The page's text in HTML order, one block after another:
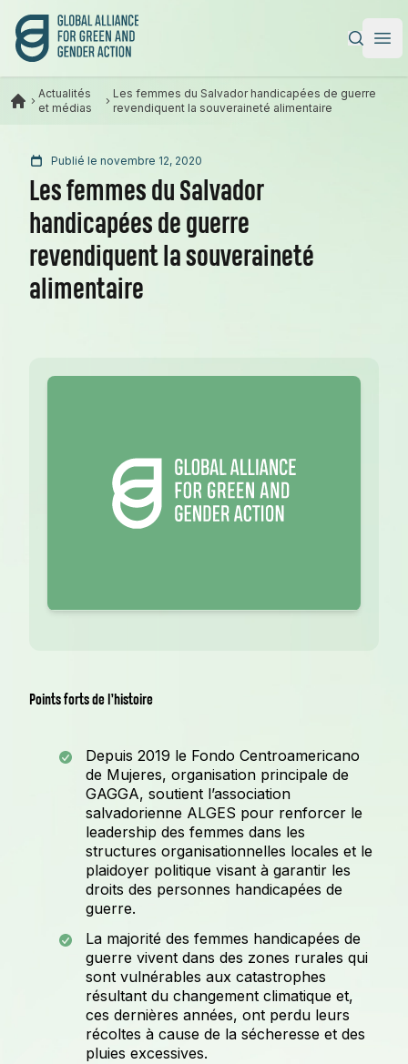
Alliance mondiale pour l’action verte et féministe
Actualités
et médias
Les femmes du Salvador handicapées de guerre
revendiquent la souveraineté alimentaire
Publié le novembre 12, 2020
Les femmes du Salvador
handicapées de guerre
revendiquent la souveraineté
alimentaire
Points forts de l’histoire
Depuis 2019 le Fondo Centroamericano
de Mujeres, organisation principale de
GAGGA, soutient l’association
salvadorienne ALGES pour renforcer le
leadership des femmes dans les
structures organisationnelles locales et le
plaidoyer politique visant à garantir les
droits des personnes handicapées de
guerre.
La majorité des femmes handicapées de
guerre vivent dans des zones rurales qui
sont vulnérables aux catastrophes
résultant du changement climatique et,
ces dernières années, ont perdu leurs
récoltes à cause de la sécheresse et des
pluies excessives.